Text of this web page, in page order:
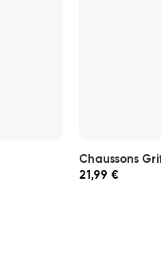
Chaussons
21,99 €